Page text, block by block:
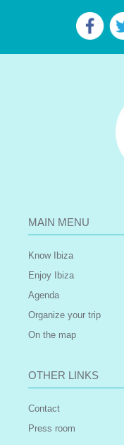
MAIN MENU
Know Ibiza
Enjoy Ibiza
Agenda
Organize your trip
On the map
OTHER LINKS
Contact
Press room